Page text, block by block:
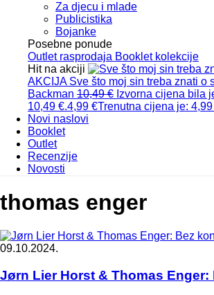
Za djecu i mlade
Publicistika
Bojanke
Posebne ponude
Outlet rasprodaja Booklet kolekcije
Hit na akciji
AKCIJA Sve što moj sin treba znati o
Backman 10,49€ Izvorna cijena bila
10,49 €.4,99 €Trenutna cijena je: 4,99
Novi naslovi
Booklet
Outlet
Recenzije
Novosti
thomas enger
09.10.2024.
Jørn Lier Horst & Thomas Enger: